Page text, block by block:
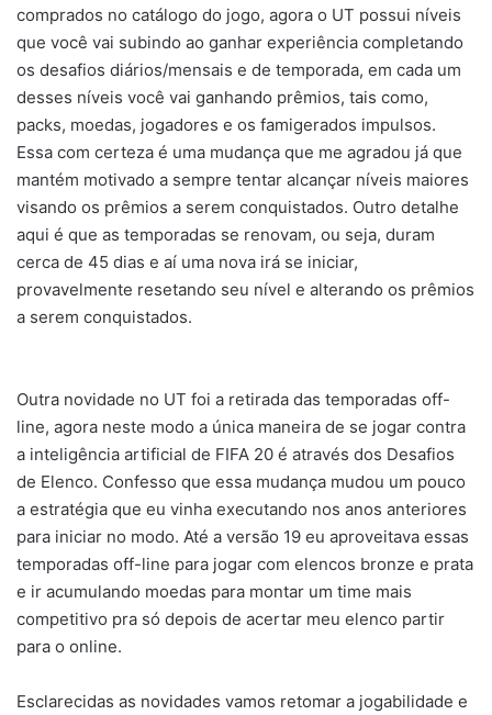
comprados no catálogo do jogo, agora o UT possui níveis
que você vai subindo ao ganhar experiência completando
os desafios diários/mensais e de temporada, em cada um
desses níveis você vai ganhando prêmios, tais como,
packs, moedas, jogadores e os famigerados impulsos.
Essa com certeza é uma mudança que me agradou já que
mantém motivado a sempre tentar alcançar níveis maiores
visando os prêmios a serem conquistados. Outro detalhe
aqui é que as temporadas se renovam, ou seja, duram
cerca de 45 dias e aí uma nova irá se iniciar,
provavelmente resetando seu nível e alterando os prêmios
a serem conquistados.
Outra novidade no UT foi a retirada das temporadas off-
line, agora neste modo a única maneira de se jogar contra
a inteligência artificial de FIFA 20 é através dos Desafios
de Elenco. Confesso que essa mudança mudou um pouco
a estratégia que eu vinha executando nos anos anteriores
para iniciar no modo. Até a versão 19 eu aproveitava essas
temporadas off-line para jogar com elencos bronze e prata
e ir acumulando moedas para montar um time mais
competitivo pra só depois de acertar meu elenco partir
para o online.
Esclarecidas as novidades vamos retomar a jogabilidade e